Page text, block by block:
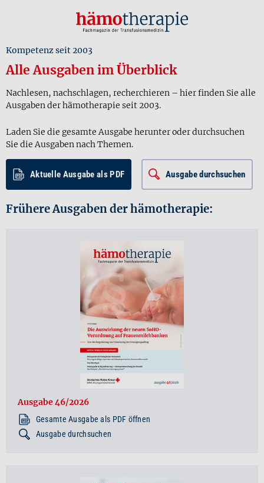
Kompetenz seit 2003
Alle Ausgaben im Überblick
Nachlesen, nachschlagen, recherchieren – hier finden Sie alle
Ausgaben der hämotherapie seit 2003.
Laden Sie die gesamte Ausgabe herunter oder durchsuchen
Sie die Ausgaben nach Themen.
Aktuelle Ausgabe als PDF Ausgabe durchsuchen
Frühere Ausgaben der hämotherapie:
Ausgabe 46/2026
Gesamte Ausgabe als PDF öffnen
Ausgabe durchsuchen